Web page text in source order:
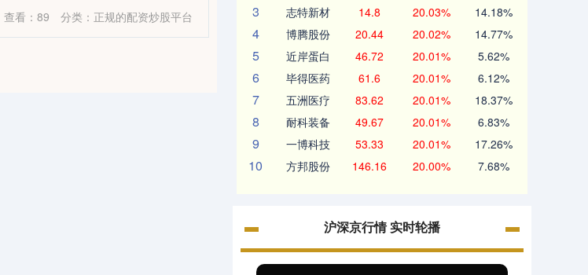
查看： 89 分类： 正规的配资炒股平台 3 志特新材 14.8 20.03% 14.18%
4 博腾股份 20.44 20.02% 14.77%
5 近岸蛋白 46.72 20.01% 5.62%
6 毕得医药 61.6 20.01% 6.12%
7 五洲医疗 83.62 20.01% 18.37%
8 耐科装备 49.67 20.01% 6.83%
9 一博科技 53.33 20.01% 17.26%
10 方邦股份 146.16 20.00% 7.68%
沪深京行情 实时轮播